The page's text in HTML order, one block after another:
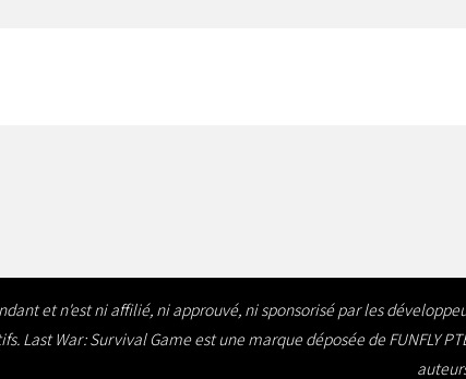
et n'est ni affilié, ni approuvé, ni sponsorisé par les
Last War: Survival Game est une marque déposée de FUNFLY